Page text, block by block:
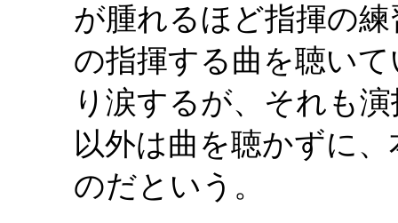
が腫れるほど指揮の
の指揮する曲を聴い
り涙するが、それも
以外は曲を聴かずに
のだという。